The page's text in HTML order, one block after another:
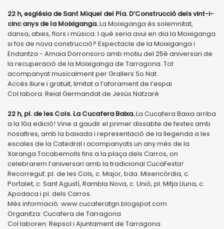
22 h, església de Sant Miquel del Pla. D’Construcció dels vint-i-
cinc anys de la Moixiganga.La Moixiganga és solemnitat,
dansa, atxes, flors i música. I què seria avui en dia la Moixiganga
si fos de nova construcció? Espectacle de la Moixiganga i
Endantza - Amaia Dorronsoro amb motiu del 25è aniversari de
la recuperació de la Moixiganga de Tarragona. Tot
acompanyat musicalment per Grallers So Nat.
Accés lliure i gratuït, limitat a l’aforament de l’espai
Col·labora: Reial Germandat de Jesús Natzarè
22 h, pl. de les Cols. La Cucafera Baixa.La Cucafera Baixa arriba
a la 10a edició! Vine a gaudir el primer dissabte de festes amb
nosaltres, amb la baixada i representació de la llegenda a les
escales de la Catedral i acompanyats un any més de la
Xaranga Tocabemolls fins a la plaça dels Carros, on
celebrarem l’aniversari amb la tradicional CucaFesta!
Recorregut: pl. de les Cols, c. Major, bda. Misericòrdia, c.
Portalet, c. Sant Agustí, Rambla Nova, c. Unió, pl. Mitja Lluna, c.
Apodaca i pl. dels Carros.
Més informació: www.cucaferatgn.blogspot.com
Organitza: Cucafera de Tarragona
Col·laboren: Repsol i Ajuntament de Tarragona